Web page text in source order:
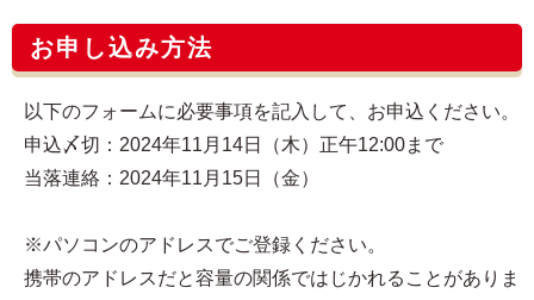
お申し込み方法
以下のフォームに必要事項を記入して、お申込ください。
申込〆切：2024年11月14日（木）正午12:00まで
当落連絡：2024年11月15日（金）
※パソコンのアドレスでご登録ください。
携帯のアドレスだと容量の関係ではじかれることがありま